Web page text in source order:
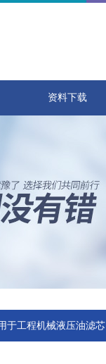
资料下载
于工程机械液压油滤芯